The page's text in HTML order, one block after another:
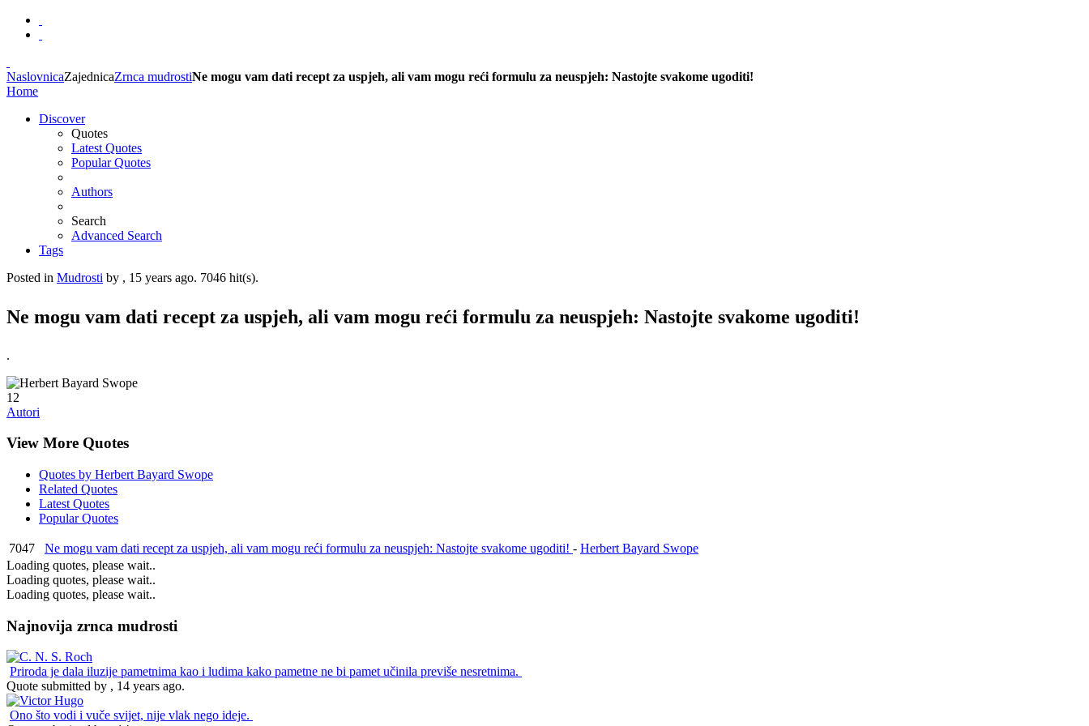
NaslovnicaZajednicaZrnca mudrostiNe mogu vam dati recept za uspjeh, ali vam mogu reći formulu za neuspjeh: Nastojte svakome ugoditi!
Home
Discover
Quotes
Latest Quotes
Popular Quotes
Authors
Search
Advanced Search
Tags
Posted in Mudrosti by , 15 years ago. 7046 hit(s).
Ne mogu vam dati recept za uspjeh, ali vam mogu reći formulu za neuspjeh: Nastojte svakome ugoditi!
.
12
Autori
View More Quotes
Quotes by Herbert Bayard Swope
Related Quotes
Latest Quotes
Popular Quotes
7047 Ne mogu vam dati recept za uspjeh, ali vam mogu reći formulu za neuspjeh: Nastojte svakome ugoditi! - Herbert Bayard Swope
Loading quotes, please wait..
Loading quotes, please wait..
Loading quotes, please wait..
Najnovija zrnca mudrosti
Priroda je dala iluzije pametnima kao i ludima kako pametne ne bi pamet učinila previše nesretnima.
Quote submitted by , 14 years ago.
Ono što vodi i vuče svijet, nije vlak nego ideje.